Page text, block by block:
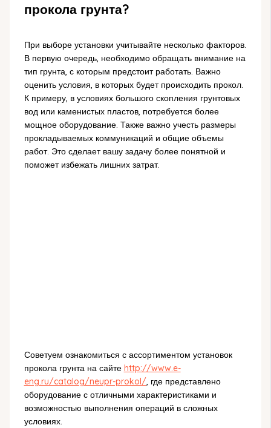
прокола грунта?
При выборе установки учитывайте несколько факторов.
В первую очередь, необходимо обращать внимание на
тип грунта, с которым предстоит работать. Важно
оценить условия, в которых будет происходить прокол.
К примеру, в условиях большого скопления грунтовых
вод или каменистых пластов, потребуется более
мощное оборудование. Также важно учесть размеры
прокладываемых коммуникаций и общие объемы
работ. Это сделает вашу задачу более понятной и
поможет избежать лишних затрат.
Советуем ознакомиться с ассортиментом установок
прокола грунта на сайте http://www.e-
eng.ru/catalog/neupr-prokol/, где представлено
оборудование с отличными характеристиками и
возможностью выполнения операций в сложных
условиях.